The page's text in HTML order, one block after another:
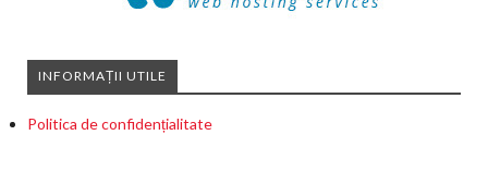
INFORMAȚII UTILE
Politica de confidențialitate